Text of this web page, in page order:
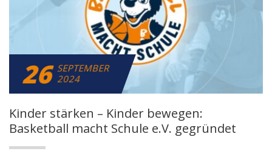
26 SEPTEMBER
2024
Kinder stärken – Kinder bewegen:
Basketball macht Schule e.V. gegründet